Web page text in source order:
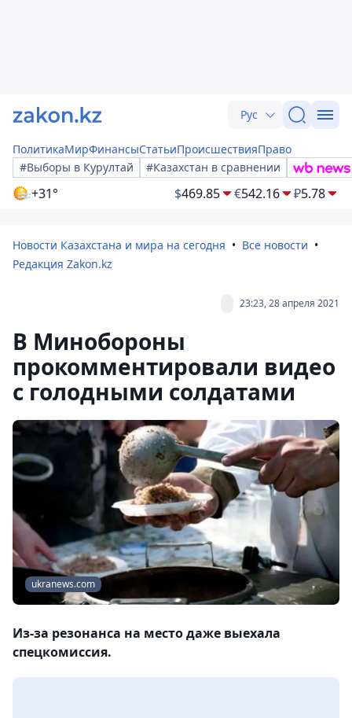
Рус
ПолитикаМирФинансыСтатьиПроисшествияПраво
#Выборы в Курултай
#Казахстан в сравнении
+31° $469.85 €542.16 ₽5.78
Новости Казахстана и мира на сегодня
Все новости
Редакция Zakon.kz
23:23, 28 апреля 2021
В Минобороны
прокомментировали видео
с голодными солдатами
ukranews.com
Из-за резонанса на место даже выехала
спецкомиссия.